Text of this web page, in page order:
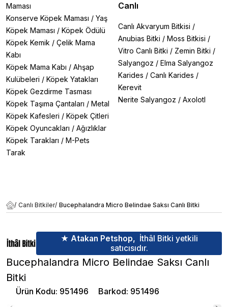
Maması
Konserve Köpek Maması / Yaş
Köpek Maması / Köpek Ödülü
Köpek Kemik / Çelik Mama
Kabı
Köpek Mama Kabı / Ahşap
Kulübeleri / Köpek Yatakları
Köpek Gezdirme Tasması
Köpek Taşıma Çantaları / Metal
Köpek Kafesleri / Köpek Çitleri
Köpek Oyuncakları / Ağızlıklar
Köpek Tarakları / M-Pets
Tarak
Canlı
Canlı Akvaryum Bitkisi /
Anubias Bitki / Moss Bitkisi /
Vitro Canlı Bitki / Zemin Bitki /
Salyangoz / Elma Salyangoz
Karides / Canlı Karides /
Kerevit
Nerite Salyangoz / Axolotl
/ Canlı Bitkiler/ Bucephalandra Micro Belindae Saksı Canlı Bitki
★ Atakan Petshop, İthâl Bitki yetkili
satıcısıdır.
Bucephalandra Micro Belindae Saksı Canlı
Bitki
Ürün Kodu: 951496 Barkod: 951496